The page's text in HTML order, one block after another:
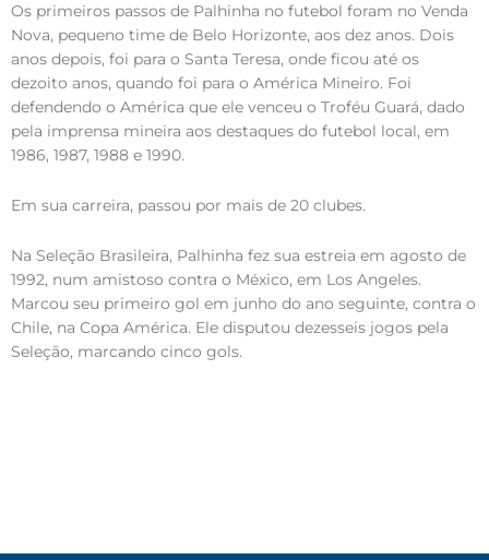
Os primeiros passos de Palhinha no futebol foram no Venda
Nova, pequeno time de Belo Horizonte, aos dez anos. Dois
anos depois, foi para o Santa Teresa, onde ficou até os
dezoito anos, quando foi para o América Mineiro. Foi
defendendo o América que ele venceu o Troféu Guará, dado
pela imprensa mineira aos destaques do futebol local, em
1986, 1987, 1988 e 1990.
Em sua carreira, passou por mais de 20 clubes.
Na Seleção Brasileira, Palhinha fez sua estreia em agosto de
1992, num amistoso contra o México, em Los Angeles.
Marcou seu primeiro gol em junho do ano seguinte, contra o
Chile, na Copa América. Ele disputou dezesseis jogos pela
Seleção, marcando cinco gols.